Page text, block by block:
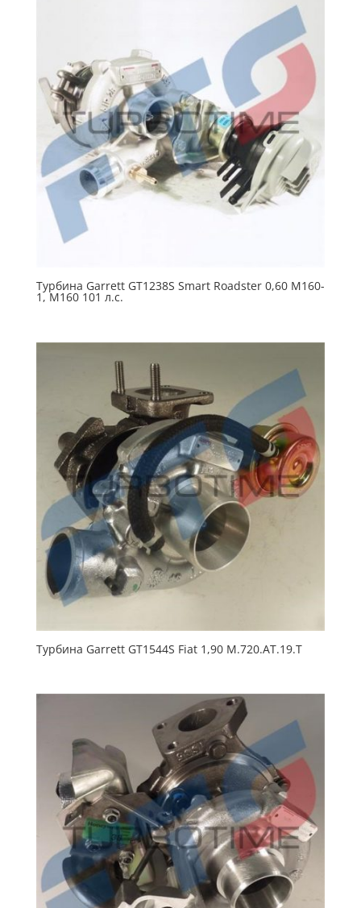
Турбина Garrett GT1238S Smart Roadster 0,60 M160-
1, M160 101 л.с.
Турбина Garrett GT1544S Fiat 1,90 M.720.AT.19.T